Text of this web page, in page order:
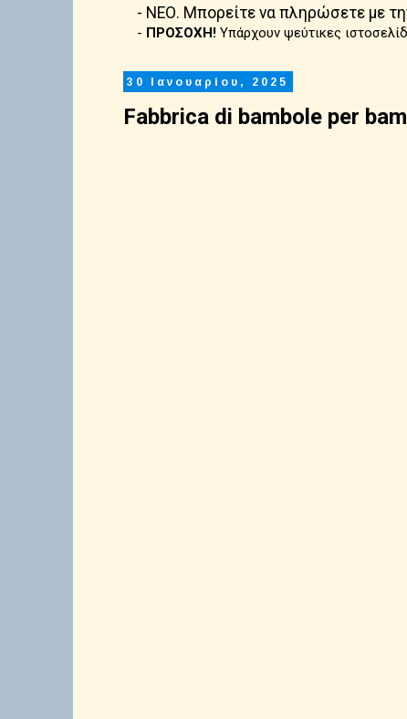
- ΝΕΟ. Μπορείτε να πληρώσετε με
- ΠΡΟΣΟΧΗ! Υπάρχουν ψεύτικες
30 Ιανουαρίου, 2025
Fabbrica di bambole per